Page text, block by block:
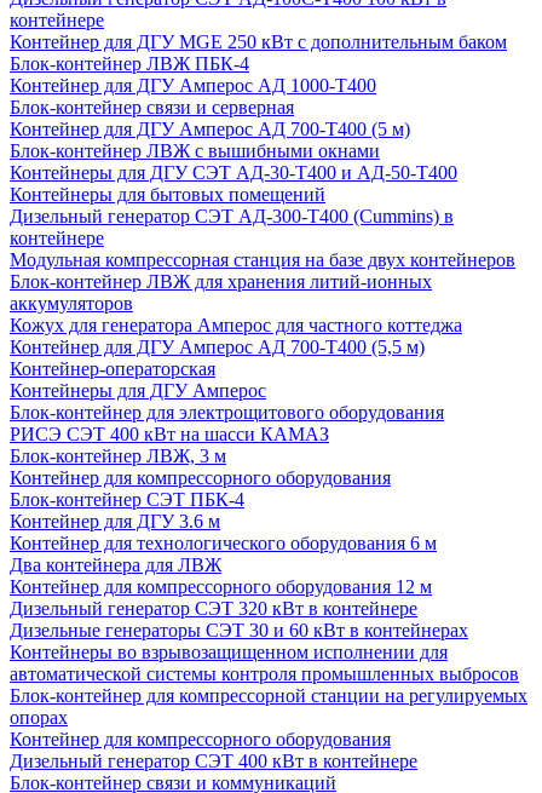
контейнере
Контейнер для ДГУ MGE 250 кВт с дополнительным баком
Блок-контейнер ЛВЖ ПБК-4
Контейнер для ДГУ Амперос АД 1000-Т400
Блок-контейнер связи и серверная
Контейнер для ДГУ Амперос АД 700-Т400 (5 м)
Блок-контейнер ЛВЖ с вышибными окнами
Контейнеры для ДГУ СЭТ АД-30-Т400 и АД-50-Т400
Контейнеры для бытовых помещений
Дизельный генератор СЭТ АД-300-Т400 (Cummins) в
контейнере
Модульная компрессорная станция на базе двух контейнеров
Блок-контейнер ЛВЖ для хранения литий-ионных
аккумуляторов
Кожух для генератора Амперос для частного коттеджа
Контейнер для ДГУ Амперос АД 700-Т400 (5,5 м)
Контейнер-операторская
Контейнеры для ДГУ Амперос
Блок-контейнер для электрощитового оборудования
РИСЭ СЭТ 400 кВт на шасси КАМАЗ
Блок-контейнер ЛВЖ, 3 м
Контейнер для компрессорного оборудования
Блок-контейнер СЭТ ПБК-4
Контейнер для ДГУ 3.6 м
Контейнер для технологического оборудования 6 м
Два контейнера для ЛВЖ
Контейнер для компрессорного оборудования 12 м
Дизельный генератор СЭТ 320 кВт в контейнере
Дизельные генераторы СЭТ 30 и 60 кВт в контейнерах
Контейнеры во взрывозащищенном исполнении для
автоматической системы контроля промышленных выбросов
Блок-контейнер для компрессорной станции на регулируемых
опорах
Контейнер для компрессорного оборудования
Дизельный генератор СЭТ 400 кВт в контейнере
Блок-контейнер связи и коммуникаций